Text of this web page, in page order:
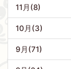
11月(8)
10月(3)
9月(71)